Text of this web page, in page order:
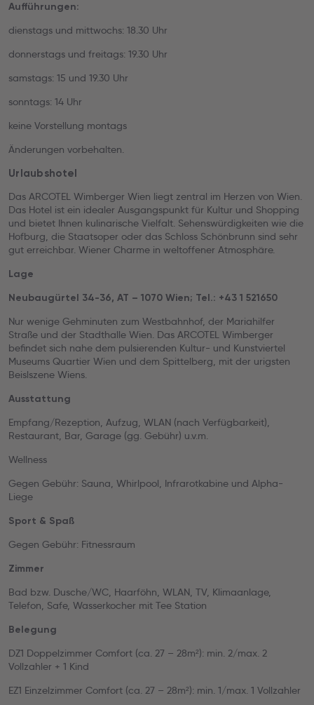
Aufführungen:
dienstags und mittwochs: 18.30 Uhr
donnerstags und freitags: 19.30 Uhr
samstags: 15 und 19.30 Uhr
sonntags: 14 Uhr
keine Vorstellung montags
Änderungen vorbehalten.
Urlaubshotel
Das ARCOTEL Wimberger Wien liegt zentral im Herzen von Wien.
Das Hotel ist ein idealer Ausgangspunkt für Kultur und Shopping
und bietet Ihnen kulinarische Vielfalt. Sehenswürdigkeiten wie die
Hofburg, die Staatsoper oder das Schloss Schönbrunn sind sehr
gut erreichbar. Wiener Charme in weltoffener Atmosphäre.
Lage
Neubaugürtel 34-36, AT – 1070 Wien; Tel.: +43 1 521650
Nur wenige Gehminuten zum Westbahnhof, der Mariahilfer
Straße und der Stadthalle Wien. Das ARCOTEL Wimberger
befindet sich nahe dem pulsierenden Kultur- und Kunstviertel
Museums Quartier Wien und dem Spittelberg, mit der urigsten
Beislszene Wiens.
Ausstattung
Empfang/Rezeption, Aufzug, WLAN (nach Verfügbarkeit),
Restaurant, Bar, Garage (gg. Gebühr) u.v.m.
Wellness
Gegen Gebühr: Sauna, Whirlpool, Infrarotkabine und Alpha-
Liege
Sport & Spaß
Gegen Gebühr: Fitnessraum
Zimmer
Bad bzw. Dusche/WC, Haarföhn, WLAN, TV, Klimaanlage,
Telefon, Safe, Wasserkocher mit Tee Station
Belegung
DZ1 Doppelzimmer Comfort (ca. 27 – 28m²): min. 2/max. 2
Vollzahler + 1 Kind
EZ1 Einzelzimmer Comfort (ca. 27 – 28m²): min. 1/max. 1 Vollzahler